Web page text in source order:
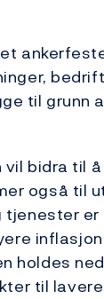
til grunn
bidra til
også til
er
holdes
til